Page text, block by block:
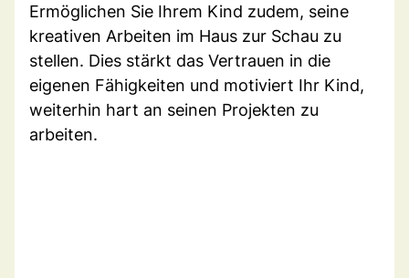
Ermöglichen Sie Ihrem Kind zudem, seine
kreativen Arbeiten im Haus zur Schau zu
stellen. Dies stärkt das Vertrauen in die
eigenen Fähigkeiten und motiviert Ihr Kind,
weiterhin hart an seinen Projekten zu
arbeiten.